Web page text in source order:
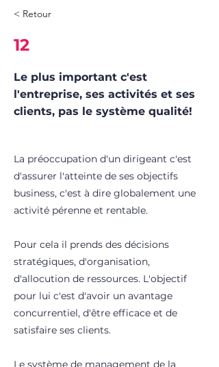
< Retour
12
Le plus important c'est
l'entreprise, ses activités et ses
clients, pas le système qualité!
La préoccupation d'un dirigeant c'est
d'assurer l'atteinte de ses objectifs
business, c'est à dire globalement une
activité pérenne et rentable.
Pour cela il prends des décisions
stratégiques, d'organisation,
d'allocution de ressources. L'objectif
pour lui c'est d'avoir un avantage
concurrentiel, d'être efficace et de
satisfaire ses clients.
Le système de management de la